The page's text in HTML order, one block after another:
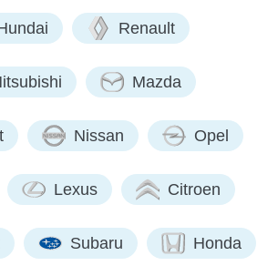
Renault
Mazda
Nissan Opel
Lexus Citroen
Subaru Honda